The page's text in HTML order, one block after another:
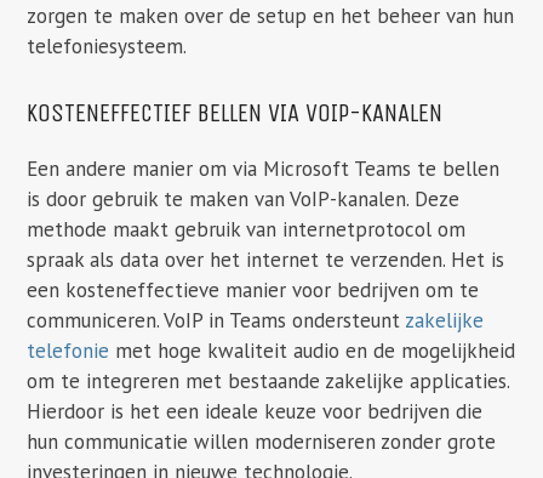
zorgen te maken over de setup en het beheer van hun
telefoniesysteem.
KOSTENEFFECTIEF BELLEN VIA VOIP-KANALEN
Een andere manier om via Microsoft Teams te bellen
is door gebruik te maken van VoIP-kanalen. Deze
methode maakt gebruik van internetprotocol om
spraak als data over het internet te verzenden. Het is
een kosteneffectieve manier voor bedrijven om te
communiceren. VoIP in Teams ondersteunt zakelijke
telefonie met hoge kwaliteit audio en de mogelijkheid
om te integreren met bestaande zakelijke applicaties.
Hierdoor is het een ideale keuze voor bedrijven die
hun communicatie willen moderniseren zonder grote
investeringen in nieuwe technologie.